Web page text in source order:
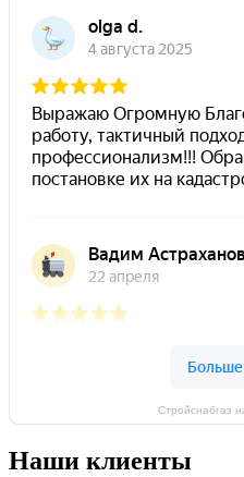
Стройснабгаз
Наши клиенты